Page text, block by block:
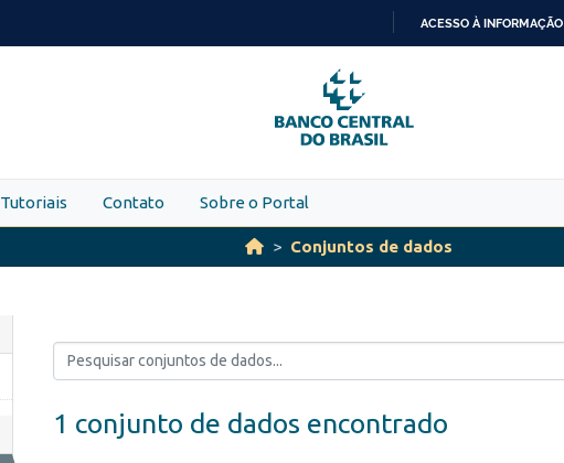
PARA
O
CONTEÚDO
ACESSO À INFORMAÇÃO
Tutoriais Contato Sobre o Portal
Conjuntos de dados
1 conjunto de dados encontrado